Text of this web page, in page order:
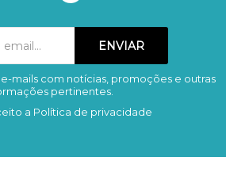
Remover
mails com notícias, promoções e outras
pertinentes.
a Política de privacidade